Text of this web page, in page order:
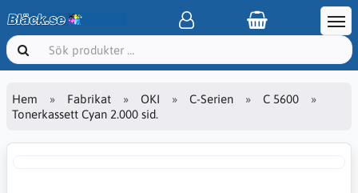
Hem Fabrikat OKI C-Serien
C 5600
Tonerkassett Cyan 2.000 sid.